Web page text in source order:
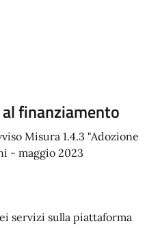
finanziamento
Misura 1.4.3 "Adozione
- maggio 2023
servizi sulla piattaforma